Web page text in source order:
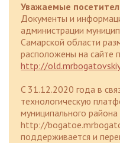
Уважаемые
Документы и
администрации
Самарской области
расположены на сайте
http://
C 31.12.2020 года в
технологическую
муниципального района
http://
поддерживается и